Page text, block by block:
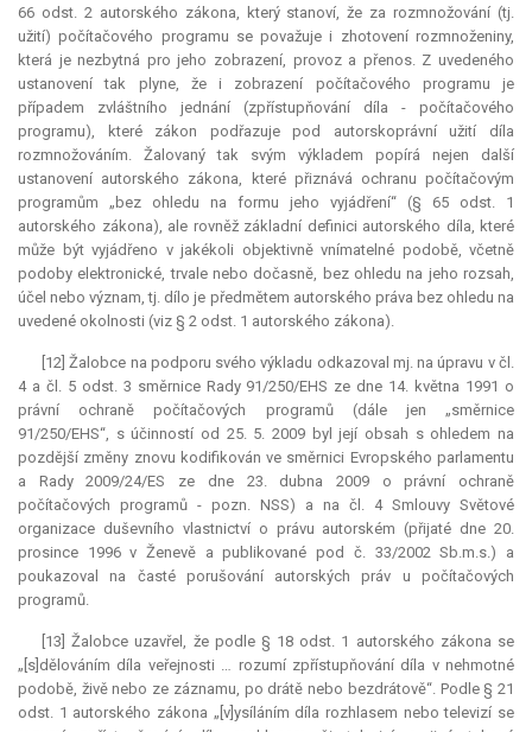
66 odst. 2 autorského zákona, který stanoví, že za rozmnožování (tj.
užití) počítačového programu se považuje i zhotovení rozmnoženiny,
která je nezbytná pro jeho zobrazení, provoz a přenos. Z uvedeného
ustanovení tak plyne, že i zobrazení počítačového programu je
případem zvláštního jednání (zpřístupňování díla - počítačového
programu), které zákon podřazuje pod autorskoprávní užití díla
rozmnožováním. Žalovaný tak svým výkladem popírá nejen další
ustanovení autorského zákona, které přiznává ochranu počítačovým
programům „bez ohledu na formu jeho vyjádření“ (§ 65 odst. 1
autorského zákona), ale rovněž základní definici autorského díla, které
může být vyjádřeno v jakékoli objektivně vnímatelné podobě, včetně
podoby elektronické, trvale nebo dočasně, bez ohledu na jeho rozsah,
účel nebo význam, tj. dílo je předmětem autorského práva bez ohledu na
uvedené okolnosti (viz § 2 odst. 1 autorského zákona).
[12] Žalobce na podporu svého výkladu odkazoval mj. na úpravu v čl.
4 a čl. 5 odst. 3 směrnice Rady 91/250/EHS ze dne 14. května 1991 o
právní ochraně počítačových programů (dále jen „směrnice
91/250/EHS“, s účinností od 25. 5. 2009 byl její obsah s ohledem na
pozdější změny znovu kodifikován ve směrnici Evropského parlamentu
a Rady 2009/24/ES ze dne 23. dubna 2009 o právní ochraně
počítačových programů - pozn. NSS) a na čl. 4 Smlouvy Světové
organizace duševního vlastnictví o právu autorském (přijaté dne 20.
prosince 1996 v Ženevě a publikované pod č. 33/2002 Sb.m.s.) a
poukazoval na časté porušování autorských práv u počítačových
programů.
[13] Žalobce uzavřel, že podle § 18 odst. 1 autorského zákona se
„[s]dělováním díla veřejnosti … rozumí zpřístupňování díla v nehmotné
podobě, živě nebo ze záznamu, po drátě nebo bezdrátově“. Podle § 21
odst. 1 autorského zákona „[v]ysíláním díla rozhlasem nebo televizí se